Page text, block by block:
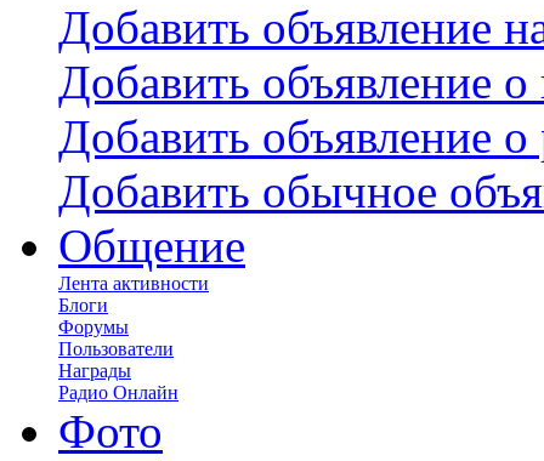
Добавить объявление
Добавить объявление
Добавить объявление о
Добавить обычное
Общение
Лента активности
Блоги
Форумы
Пользователи
Награды
Радио Онлайн
Фото